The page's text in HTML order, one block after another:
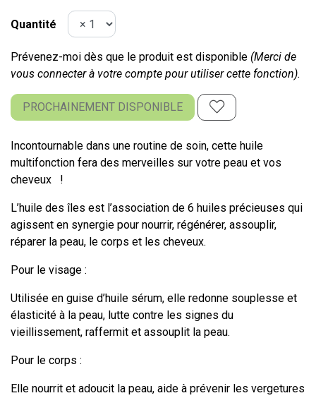
Quantité
Prévenez-moi dès que le produit est disponible (Merci de
vous connecter à votre compte pour utiliser cette fonction).
PROCHAINEMENT DISPONIBLE
Incontournable dans une routine de soin, cette huile
multifonction fera des merveilles sur votre peau et vos
cheveux !
L’huile des îles est l’association de 6 huiles précieuses qui
agissent en synergie pour nourrir, régénérer, assouplir,
réparer la peau, le corps et les cheveux.
Pour le visage :
Utilisée en guise d’huile sérum, elle redonne souplesse et
élasticité à la peau, lutte contre les signes du
vieillissement, raffermit et assouplit la peau.
Pour le corps :
Elle nourrit et adoucit la peau, aide à prévenir les vergetures